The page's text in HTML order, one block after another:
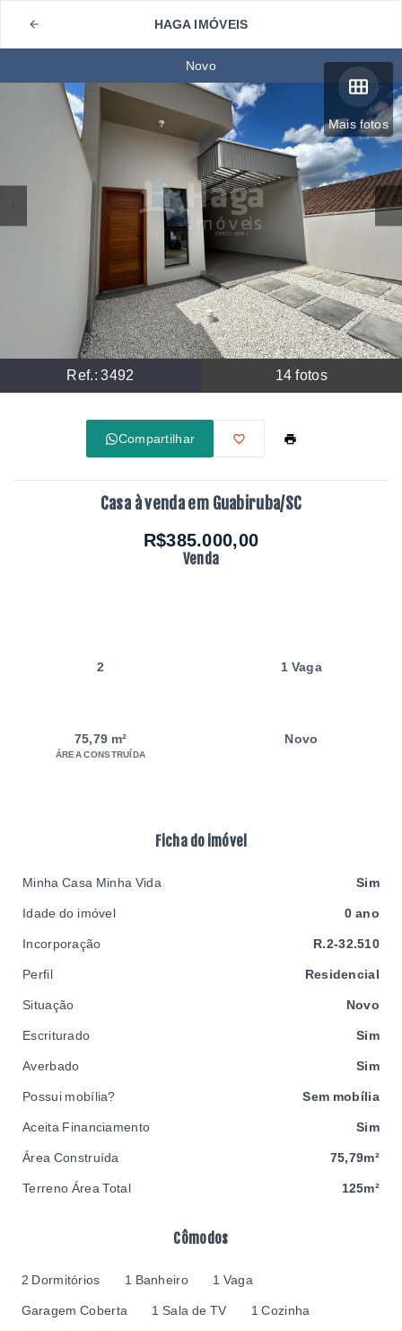
HAGA IMÓVEIS
Mais fotos
Ref.:3492 14 fotos
Novo
Compartilhar
Casa à venda em Guabiruba/SC
R$385.000,00
Venda
2 1 Vaga
75,79 m²
ÁREA CONSTRUÍDA
Novo
Cômodos
2 Dormitórios 1 Banheiro 1 Vaga
Garagem Coberta 1 Sala de TV 1 Cozinha
Ficha do imóvel
Minha Casa Minha Vida Sim
Idade do imóvel 0 ano
Incorporação R.2-32.510
Perfil Residencial
Situação Novo
Escriturado Sim
Averbado Sim
Possui mobília? Sem mobília
Aceita Financiamento Sim
Área Construída 75,79m²
Terreno Área Total 125m²